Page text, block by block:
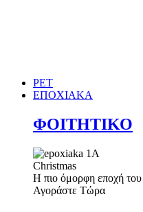
PET
ΕΠΟΧΙΑΚΑ
ΦΟΙΤΗΤΙΚΟ
Christmas
Η πιο όμορφη εποχή
Αγοράστε Τώρα